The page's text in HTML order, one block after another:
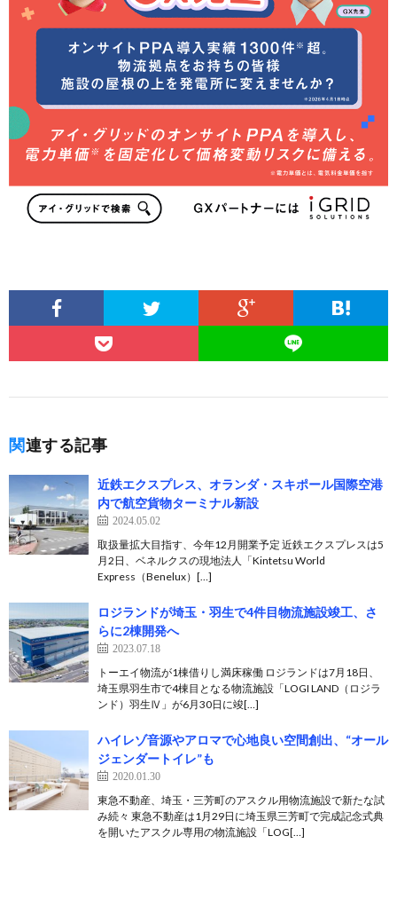
関連する記事
近鉄エクスプレス、オランダ・スキポール国際空港
内で航空貨物ターミナル新設
2024.05.02
取扱量拡大目指す、今年12月開業予定 近鉄エクスプレスは5
月2日、ベネルクスの現地法人「Kintetsu World
Express（Benelux）[…]
ロジランドが埼玉・羽生で4件目物流施設竣工、さ
らに2棟開発へ
2023.07.18
トーエイ物流が1棟借りし満床稼働 ロジランドは7月18日、
埼玉県羽生市で4棟目となる物流施設「LOGI LAND（ロジラ
ンド）羽生Ⅳ」が6月30日に竣[…]
ハイレゾ音源やアロマで心地良い空間創出、“オール
ジェンダートイレ”も
2020.01.30
東急不動産、埼玉・三芳町のアスクル用物流施設で新たな試
み続々 東急不動産は1月29日に埼玉県三芳町で完成記念式典
を開いたアスクル専用の物流施設「LOG[…]